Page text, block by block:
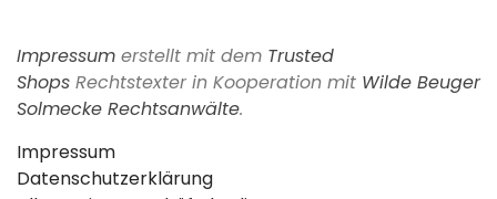
Impressum erstellt mit dem Trusted
Shops Rechtstexter in Kooperation mit Wilde Beuger
Solmecke Rechtsanwälte.
Impressum
Datenschutzerklärung